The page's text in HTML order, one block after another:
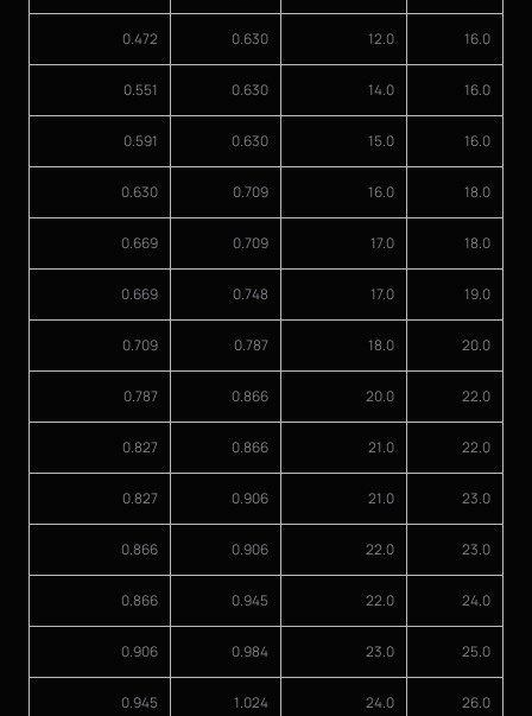
16.0
12.0
0.630
0.472
16.0
14.0
0.630
0.551
16.0
15.0
0.630
0.591
18.0
16.0
0.709
0.630
18.0
17.0
0.709
0.669
19.0
17.0
0.748
0.669
20.0
18.0
0.787
0.709
22.0
20.0
0.866
0.787
22.0
21.0
0.866
0.827
23.0
21.0
0.906
0.827
23.0
22.0
0.906
0.866
24.0
22.0
0.945
0.866
25.0
23.0
0.984
0.906
26.0
24.0
1.024
0.945